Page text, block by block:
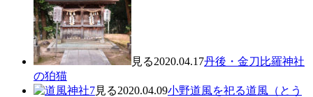
見る2020.04.17丹後・金刀比羅神社
の狛猫
見る2020.04.09小野道風を祀る道風（とう